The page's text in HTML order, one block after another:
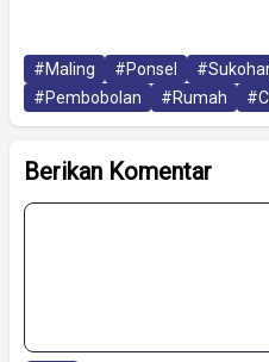
#Maling #Ponsel
#Pembobolan
#Rumah
Berikan Komentar